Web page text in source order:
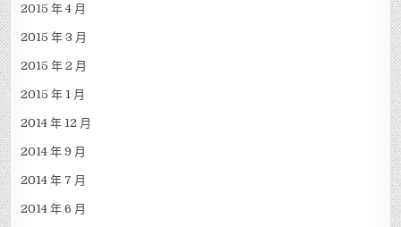
2015 年 4 月
2015 年 3 月
2015 年 2 月
2015 年 1 月
2014 年 12 月
2014 年 9 月
2014 年 7 月
2014 年 6 月